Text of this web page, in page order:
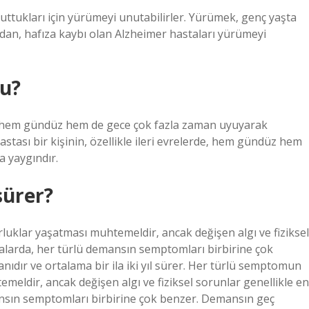
için yürümeyi unutabilirler. Yürümek, genç yaşta
hafıza kaybı olan Alzheimer hastaları yürümeyi
gündüz hem de gece çok fazla zaman uyuyarak
bir kişinin, özellikle ileri evrelerde, hem gündüz hem
yaşatması muhtemeldir, ancak değişen algı ve fiziksel
her türlü demansın semptomları birbirine çok
ve ortalama bir ila iki yıl sürer. Her türlü semptomun
ancak değişen algı ve fiziksel sorunlar genellikle en
semptomları birbirine çok benzer. Demansın geç